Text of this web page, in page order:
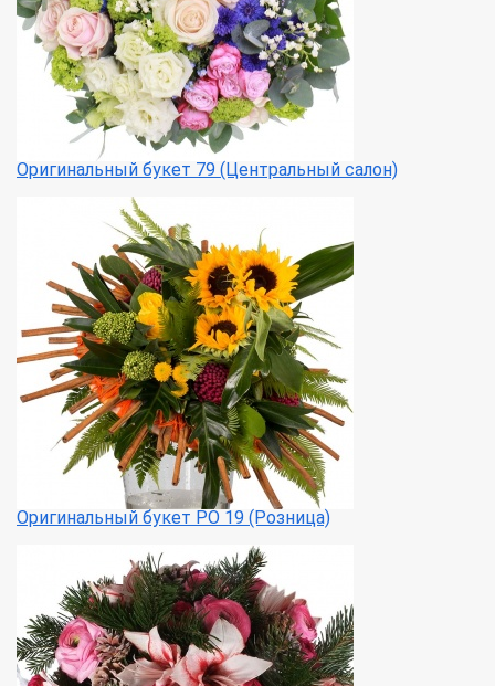
Оригинальный букет 79 (Центральный салон)
Оригинальный букет РО 19 (Розница)